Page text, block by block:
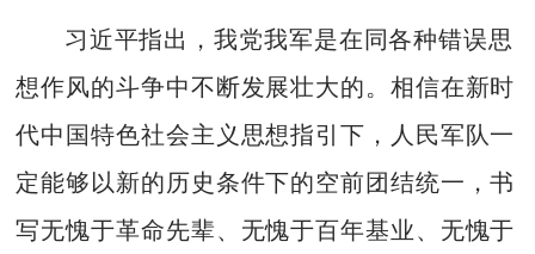
习近平指出，我党我军是在同各种错误思
想作风的斗争中不断发展壮大的。相信在新时
代中国特色社会主义思想指引下，人民军队一
定能够以新的历史条件下的空前团结统一，书
写无愧于革命先辈、无愧于百年基业、无愧于